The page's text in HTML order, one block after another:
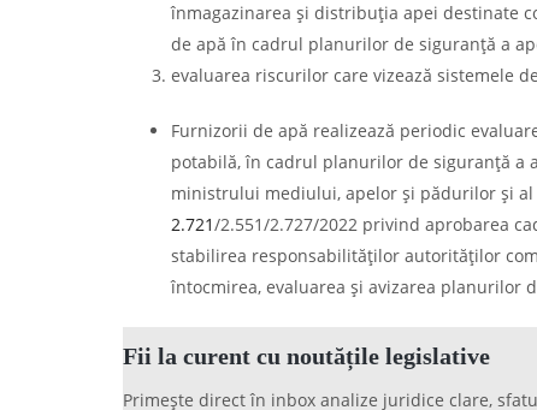
înmagazinarea şi distribuţia apei destinate
de apă în cadrul planurilor de siguranţă a
evaluarea riscurilor care vizează sistemele
Furnizorii de apă realizează periodic
potabilă, în cadrul planurilor de siguranţă
ministrului mediului, apelor şi pădurilor şi
2.721/2.551/2.727/2022 privind aprobarea
stabilirea responsabilităţilor autorităţilor
întocmirea, evaluarea şi avizarea planurilor
Fii la curent cu noutățile legislative
Primește direct în inbox analize juridice clare,